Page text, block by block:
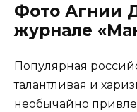
Фото Агнии
журнале
Популярная
талантливая и
необычайно